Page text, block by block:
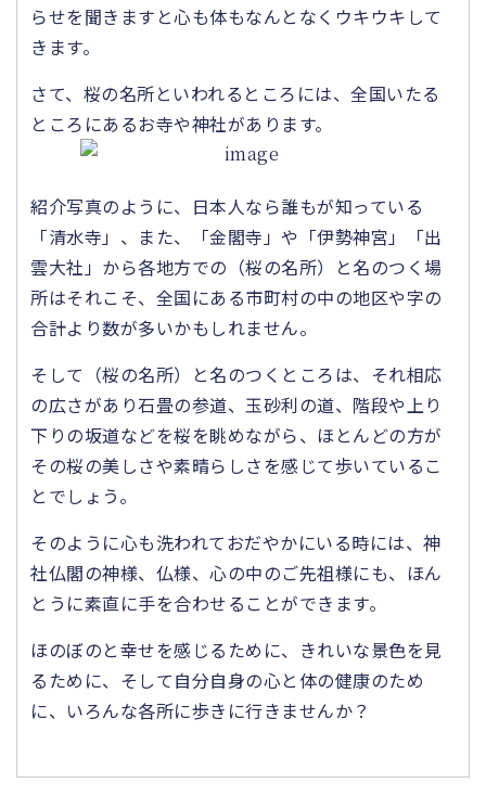
らせを聞きますと心も体もなんとなくウキウキして
きます。
さて、桜の名所といわれるところには、全国いたる
ところにあるお寺や神社があります。
紹介写真のように、日本人なら誰もが知っている
「清水寺」、また、「金閣寺」や「伊勢神宮」「出
雲大社」から各地方での（桜の名所）と名のつく場
所はそれこそ、全国にある市町村の中の地区や字の
合計より数が多いかもしれません。
そして（桜の名所）と名のつくところは、それ相応
の広さがあり石畳の参道、玉砂利の道、階段や上り
下りの坂道などを桜を眺めながら、ほとんどの方が
その桜の美しさや素晴らしさを感じて歩いているこ
とでしょう。
そのように心も洗われておだやかにいる時には、神
社仏閣の神様、仏様、心の中のご先祖様にも、ほん
とうに素直に手を合わせることができます。
ほのぼのと幸せを感じるために、きれいな景色を見
るために、そして自分自身の心と体の健康のため
に、いろんな各所に歩きに行きませんか？